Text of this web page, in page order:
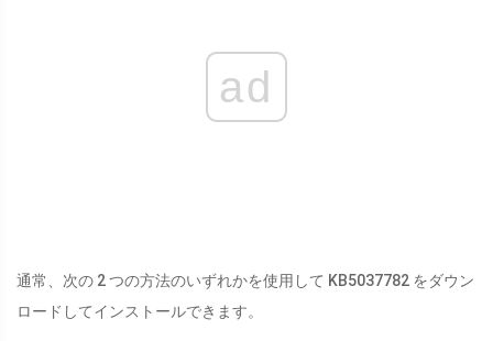
ad
通常、次の 2 つの方法のいずれかを使用して KB5037782 をダウン
ロードしてインストールできます。